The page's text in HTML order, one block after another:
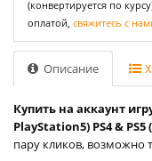
(конвертируется по
оплатой, свяжитесь с
Описание
Купить на аккаунт
PlayStation5) PS4 & PS5
пару кликов, возможно